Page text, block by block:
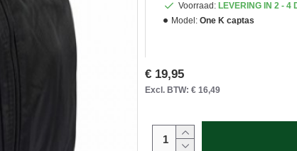
Voorraad: LEVERING IN 2 - 4
Model: One K captas
€ 19,95
Excl. BTW: € 16,49